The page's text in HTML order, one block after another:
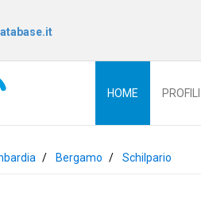
HOME
Bergamo Schilpario